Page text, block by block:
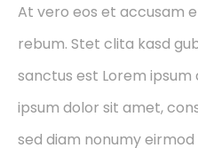
At vero eos et accusam
rebum. Stet clita kasd
sanctus est Lorem
ipsum dolor sit amet,
sed diam nonumy